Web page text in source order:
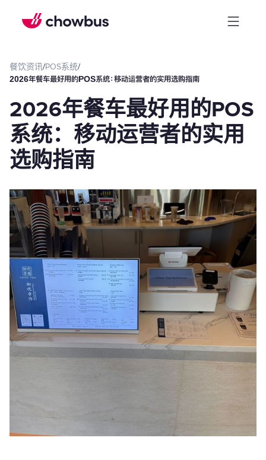
餐饮资讯/POS系统/
2026年餐车最好用的POS系统：移动运营者的实用选购指南
2026年餐车最好用的POS
系统：移动运营者的实用
选购指南